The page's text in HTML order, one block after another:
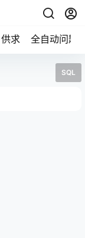
供求 全自动问题
SQL